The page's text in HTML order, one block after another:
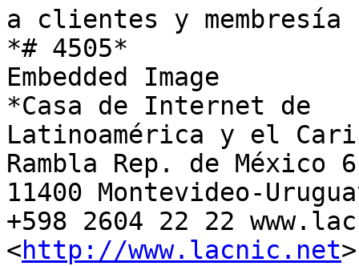
a clientes y membresía
*# 4505*
Embedded Image
*Casa de Internet de
Latinoamérica y el
Rambla Rep. de México
11400 Montevideo-
+598 2604 22 22
<http://www.lacnic.net>